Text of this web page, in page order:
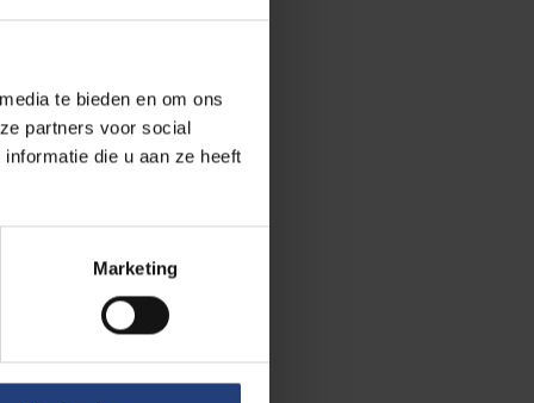
te bieden en om ons
partners voor social
die u aan ze heeft
Marketing